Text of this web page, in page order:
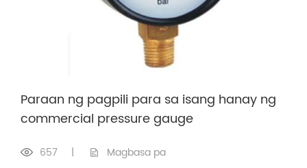
Paraan ng pagpili para sa isang hanay ng
commercial pressure gauge
657 | Magbasa pa